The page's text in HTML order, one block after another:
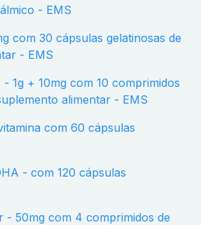
- EMS
- EMS
alimentar - EMS